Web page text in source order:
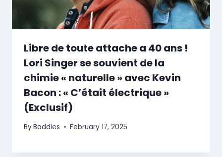
Libre de toute attache a 40 ans !
Lori Singer se souvient de la
chimie « naturelle » avec Kevin
Bacon : « C’était électrique »
(Exclusif)
ByBaddies February 17, 2025